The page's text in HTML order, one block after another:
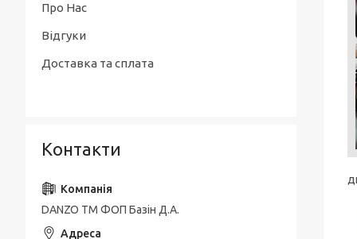
Про Нас
Відгуки
Доставка та сплата
Контакти
DANZO TM ФОП Базін Д.А.